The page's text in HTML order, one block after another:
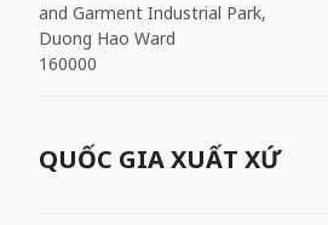
and Garment Industrial Park,
Duong Hao Ward
160000
QUỐC GIA XUẤT XỨ